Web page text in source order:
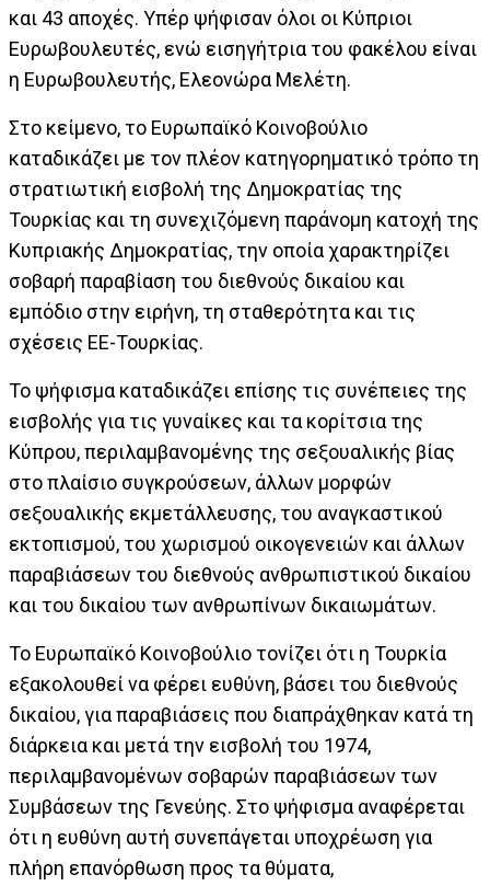
και 43 αποχές. Υπέρ ψήφισαν όλοι οι Κύπριοι
Ευρωβουλευτές, ενώ εισηγήτρια του φακέλου είναι
η Ευρωβουλευτής, Ελεονώρα Μελέτη.
Στο κείμενο, το Ευρωπαϊκό Κοινοβούλιο
καταδικάζει με τον πλέον κατηγορηματικό τρόπο τη
στρατιωτική εισβολή της Δημοκρατίας της
Τουρκίας και τη συνεχιζόμενη παράνομη κατοχή της
Κυπριακής Δημοκρατίας, την οποία χαρακτηρίζει
σοβαρή παραβίαση του διεθνούς δικαίου και
εμπόδιο στην ειρήνη, τη σταθερότητα και τις
σχέσεις ΕΕ-Τουρκίας.
Το ψήφισμα καταδικάζει επίσης τις συνέπειες της
εισβολής για τις γυναίκες και τα κορίτσια της
Κύπρου, περιλαμβανομένης της σεξουαλικής βίας
στο πλαίσιο συγκρούσεων, άλλων μορφών
σεξουαλικής εκμετάλλευσης, του αναγκαστικού
εκτοπισμού, του χωρισμού οικογενειών και άλλων
παραβιάσεων του διεθνούς ανθρωπιστικού δικαίου
και του δικαίου των ανθρωπίνων δικαιωμάτων.
Το Ευρωπαϊκό Κοινοβούλιο τονίζει ότι η Τουρκία
εξακολουθεί να φέρει ευθύνη, βάσει του διεθνούς
δικαίου, για παραβιάσεις που διαπράχθηκαν κατά τη
διάρκεια και μετά την εισβολή του 1974,
περιλαμβανομένων σοβαρών παραβιάσεων των
Συμβάσεων της Γενεύης. Στο ψήφισμα αναφέρεται
ότι η ευθύνη αυτή συνεπάγεται υποχρέωση για
πλήρη επανόρθωση προς τα θύματα,